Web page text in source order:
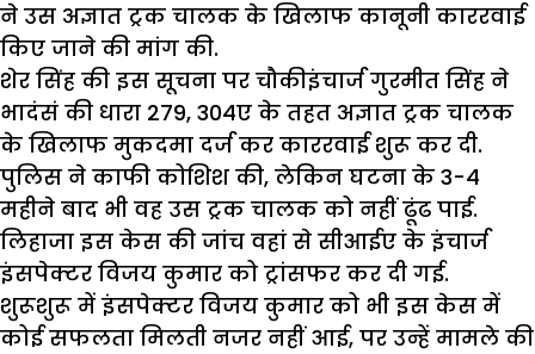
ने उस अज्ञात ट्रक चालक के खिलाफ कानूनी काररवाई
किए जाने की मांग की.
शेर सिंह की इस सूचना पर चौकीइंचार्ज गुरमीत सिंह ने
भादंसं की धारा 279, 304ए के तहत अज्ञात ट्रक चालक
के खिलाफ मुकदमा दर्ज कर काररवाई शुरू कर दी.
पुलिस ने काफी कोशिश की, लेकिन घटना के 3-4
महीने बाद भी वह उस ट्रक चालक को नहीं ढूंढ पाई.
लिहाजा इस केस की जांच वहां से सीआईए के इंचार्ज
इंसपेक्टर विजय कुमार को ट्रांसफर कर दी गई.
शुरूशुरू में इंसपेक्टर विजय कुमार को भी इस केस में
कोई सफलता मिलती नजर नहीं आई, पर उन्हें मामले की